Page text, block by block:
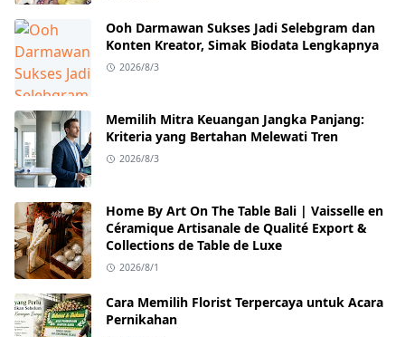
Ooh Darmawan Sukses Jadi Selebgram dan
Konten Kreator, Simak Biodata Lengkapnya
2026/8/3
Memilih Mitra Keuangan Jangka Panjang:
Kriteria yang Bertahan Melewati Tren
2026/8/3
Home By Art On The Table Bali | Vaisselle en
Céramique Artisanale de Qualité Export &
Collections de Table de Luxe
2026/8/1
Cara Memilih Florist Terpercaya untuk Acara
Pernikahan